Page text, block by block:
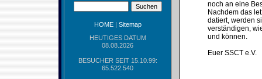
HOME| Sitemap
HEUTIGES DATUM
08.08.2026
BESUCHER SEIT 15.10.99:
65.522.540
noch an eine
Nachdem das
datiert, werden
verständigen,
und können.
Euer SSCT e.V.